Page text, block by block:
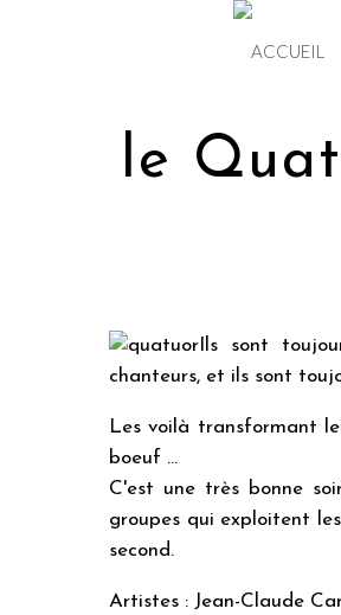
ACCUEIL
le
Ils sont
chanteurs, et ils sont
Les voilà transformant
boeuf ...
C'est une très bonne
groupes qui exploitent
second.
Artistes : Jean-Claude